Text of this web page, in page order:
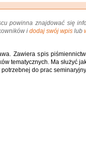
powinna znajdować się
i dodaj swój wpis lub
Zawiera spis
tematycznych. Ma służyć
do prac